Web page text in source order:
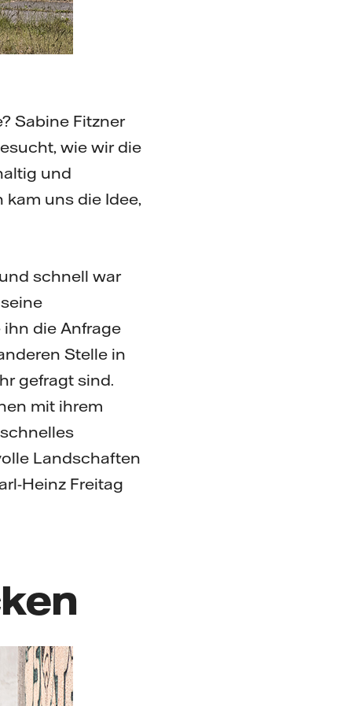
Sabine Fitzner
wie wir die
und
uns die Idee,
schnell war
die Anfrage
Stelle in
gefragt sind.
mit ihrem
Landschaften
Heinz Freitag